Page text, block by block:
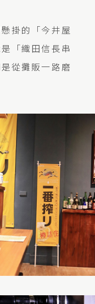
掛的「今井屋
「織田信長串
從攤販一路磨